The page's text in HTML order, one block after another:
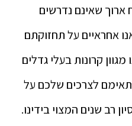
ארוך שאינם נדרשים
אחראיים על תחזוקתם
קרונות בעלי גדלים
לצרכים שלכם על
רב שנים המצוי בידינו.